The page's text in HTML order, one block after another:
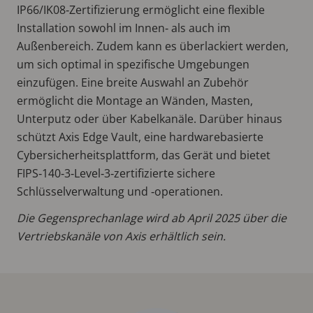
IP66/IK08‑Zertifizierung ermöglicht eine flexible
Installation sowohl im Innen‑ als auch im
Außenbereich. Zudem kann es überlackiert werden,
um sich optimal in spezifische Umgebungen
einzufügen. Eine breite Auswahl an Zubehör
ermöglicht die Montage an Wänden, Masten,
Unterputz oder über Kabelkanäle. Darüber hinaus
schützt Axis Edge Vault, eine hardwarebasierte
Cybersicherheitsplattform, das Gerät und bietet
FIPS‑140‑3‑Level‑3‑zertifizierte sichere
Schlüsselverwaltung und ‑operationen.
Die Gegensprechanlage wird ab April 2025 über die
Vertriebskanäle von Axis erhältlich sein.